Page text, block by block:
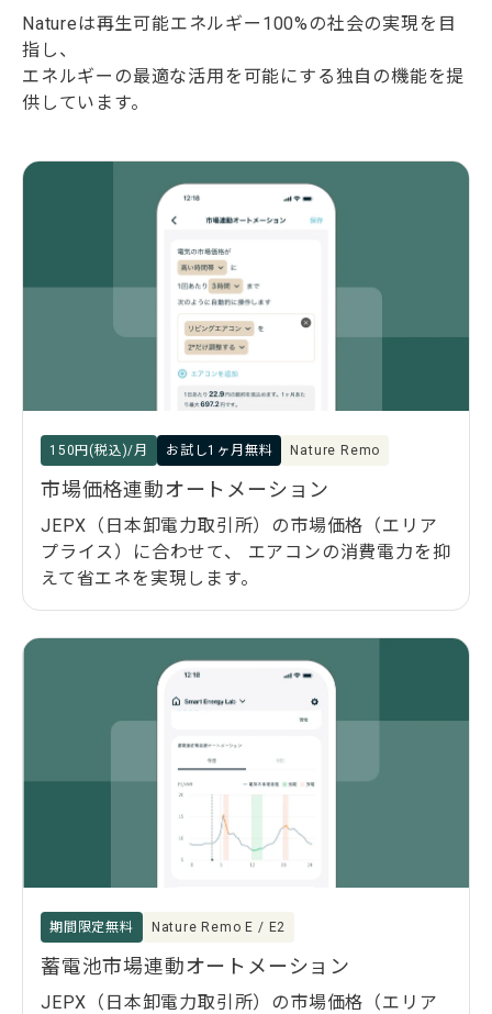
Natureは再生可能エネルギー100%の社会の実現を目
指し、
エネルギーの最適な活用を可能にする独自の機能を提
供しています。
150円(税込)/月 お試し1ヶ月無料 Nature Remo
市場価格連動オートメーション
JEPX（日本卸電力取引所）の市場価格（エリア
プライス）に合わせて、 エアコンの消費電力を抑
えて省エネを実現します。
期間限定無料 Nature Remo E / E2
蓄電池市場連動オートメーション
JEPX（日本卸電力取引所）の市場価格（エリア